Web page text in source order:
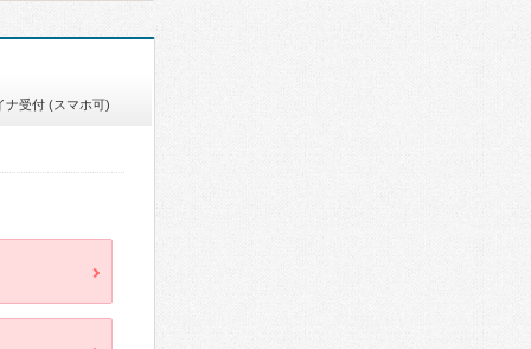
ナ受付 (スマホ可)